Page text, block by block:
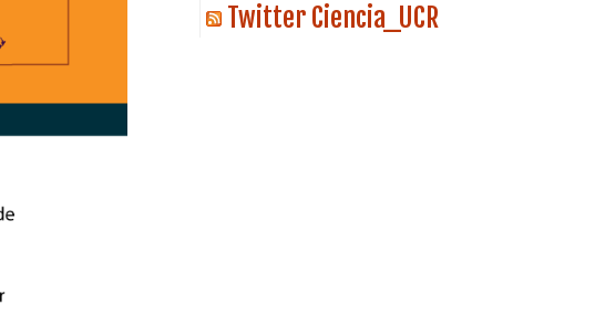
Twitter Ciencia_UCR